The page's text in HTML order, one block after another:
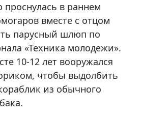
проснулась в раннем
вместе с отцом
парусный шлюп по
«Техника молодежи».
10-12 лет вооружался
чтобы выдолбить
из обычного